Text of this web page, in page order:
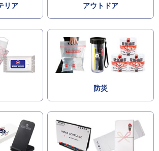
リア アウトドア
防災